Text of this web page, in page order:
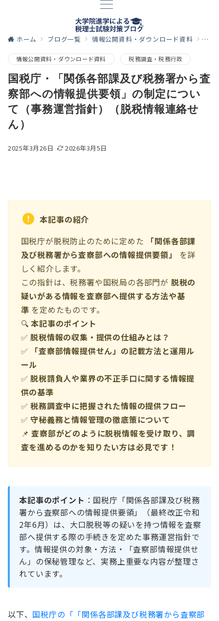
ホーム ブログ一覧 情報公開資料・ダウンロード資料 国
情報公開資料・ダウンロード資料 税務調査・税務行政
国税庁・「関係各部課及び税務署から査
察部への情報提供要領」の制定につい
て（事務運営指針）（脱税情報連絡せ
ん）
2025年3月26日 2026年3月5日
本記事の紹介
国税庁が脱税防止のために定めた
「関係各部課
及び税務署から査察部への情報提供要領」
を詳
しく紹介します。
この指針は、税務署や国税局の各部門が 脱税の
疑いがある情報を査察部へ提供する方法や基
準 を定めたものです。
🔍本記事のポイント
✅脱税情報の収集・提供の仕組みとは？
✅
「査察部情報提供せん」の記載方法と運用ル
ール
✅脱税請負人や業界の不正手口に関する情報提
供の基準
✅税務調査中に把握された情報の提供フロー
✅守秘義務と情報管理の徹底策について
📌査察部がどのように脱税情報を受け取り、調
査を進めるのかを知りたい方は必見です！
本記事のポイント ：国税庁「関係各部課及び税務
署から査察部への情報提供要領」（最終改正令和
2年6月）は、大口脱税等の疑いを持つ情報を査察
部へ提供する際の手続きを定めた事務運営指針で
す。情報提供の対象・方法・「査察部情報提供せ
ん」の保秘管理など、実務上重要な内容が整理さ
れています。
以下、 国税庁の「「関係各部課及び税務署から査察部